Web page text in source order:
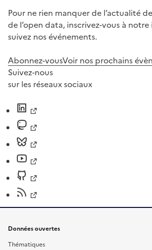
Pour ne rien manquer de l’actualité
de l’open data, inscrivez-vous à
suivez nos événements.
Abonnez-vousVoir nos prochains
Suivez-nous
sur les réseaux sociaux
Données ouvertes
Thématiques